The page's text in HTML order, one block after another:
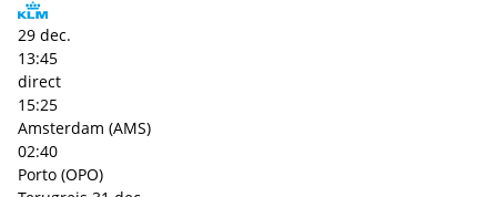
29 dec.
13:45
direct
15:25
Amsterdam (AMS)
02:40
Porto (OPO)